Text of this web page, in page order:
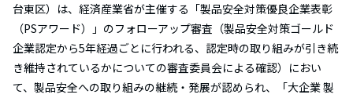
台東区）は、経済産業省が主催する「製品安全対策優良企業表彰
（PSアワード）」のフォローアップ審査（製品安全対策ゴールド
企業認定から5年経過ごとに行われる、認定時の取り組みが引き続
き維持されているかについての審査委員会による確認）におい
て、製品安全への取り組みの継続・発展が認められ、「大企業 製